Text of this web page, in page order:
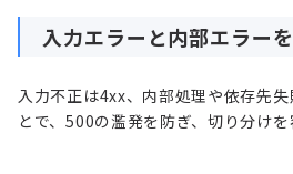
入力エラーと内部エラー
入力不正は4xx、内部処理や依存先
とで、500の濫発を防ぎ、切り分けを